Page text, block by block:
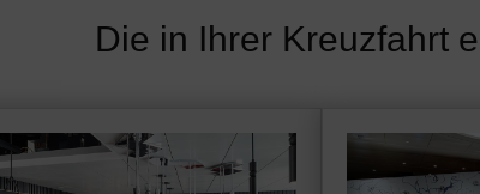
Die in Ihrer Kreuzfahrt